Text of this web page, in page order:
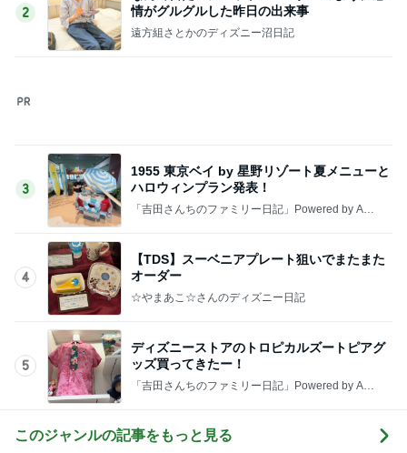
5
ッズ買ってきたー！
「吉田さんちのファミリー日記」Powered by Ame
次世代掃除機がやってきた！！
Amebaトピックス 20時間前
みんなからの沢山のコメントに感謝
Amebaトピックス 2日前
東MAX 朝ごはんは明太フランス
Amebaトピックス 10時間前
Amebaトピックス 1日前